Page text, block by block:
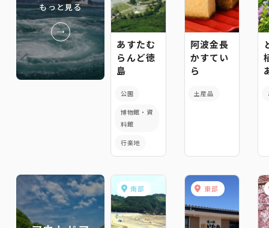
もっと見る
あすたむ
らんど徳
島
公園
博物館・資
料館
行楽地
阿波金長
かすてい
ら
土産品
南部 東部